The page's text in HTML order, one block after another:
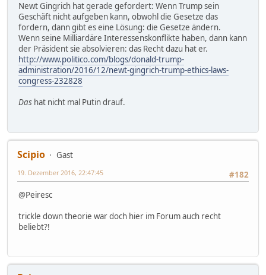
Newt Gingrich hat gerade gefordert: Wenn Trump sein
Geschäft nicht aufgeben kann, obwohl die Gesetze das
fordern, dann gibt es eine Lösung: die Gesetze ändern.
Wenn seine Milliardäre Interessenskonflikte haben, dann kann
der Präsident sie absolvieren: das Recht dazu hat er.
http://www.politico.com/blogs/donald-trump-
administration/2016/12/newt-gingrich-trump-ethics-laws-
congress-232828
Das hat nicht mal Putin drauf.
Scipio
Gast
#182
19. Dezember 2016, 22:47:45
@Peiresc
trickle down theorie war doch hier im Forum auch recht
beliebt?!